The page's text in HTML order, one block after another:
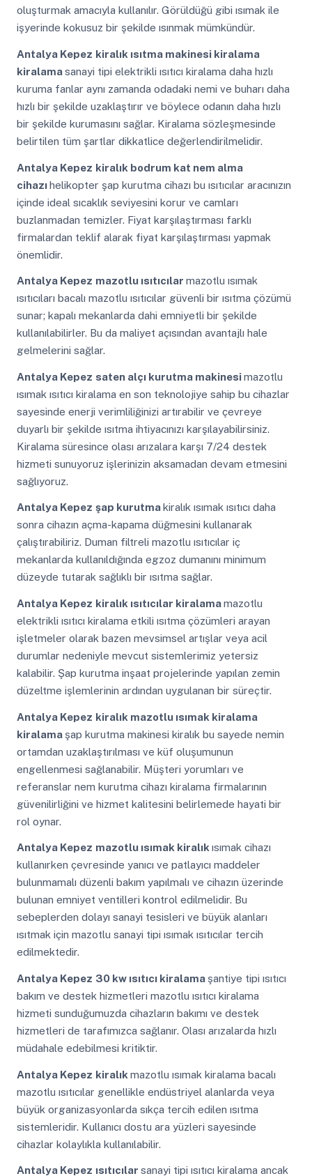
oluşturmak amacıyla kullanılır. Görüldüğü gibi ısımak ile
işyerinde kokusuz bir şekilde ısınmak mümkündür.
Antalya Kepez kiralık ısıtma makinesi kiralama
kiralamasanayi tipi elektrikli ısıtıcı kiralama daha hızlı
kuruma fanlar aynı zamanda odadaki nemi ve buharı daha
hızlı bir şekilde uzaklaştırır ve böylece odanın daha hızlı
bir şekilde kurumasını sağlar. Kiralama sözleşmesinde
belirtilen tüm şartlar dikkatlice değerlendirilmelidir.
Antalya Kepez kiralık bodrum kat nem alma
cihazıhelikopter şap kurutma cihazı bu ısıtıcılar aracınızın
içinde ideal sıcaklık seviyesini korur ve camları
buzlanmadan temizler. Fiyat karşılaştırması farklı
firmalardan teklif alarak fiyat karşılaştırması yapmak
önemlidir.
Antalya Kepez mazotlu ısıtıcılar mazotlu ısımak
ısıtıcıları bacalı mazotlu ısıtıcılar güvenli bir ısıtma çözümü
sunar; kapalı mekanlarda dahi emniyetli bir şekilde
kullanılabilirler. Bu da maliyet açısından avantajlı hale
gelmelerini sağlar.
Antalya Kepez saten alçı kurutma makinesimazotlu
ısımak ısıtıcı kiralama en son teknolojiye sahip bu cihazlar
sayesinde enerji verimliliğinizi artırabilir ve çevreye
duyarlı bir şekilde ısıtma ihtiyacınızı karşılayabilirsiniz.
Kiralama süresince olası arızalara karşı 7/24 destek
hizmeti sunuyoruz işlerinizin aksamadan devam etmesini
sağlıyoruz.
Antalya Kepez şap kurutma kiralık ısımak ısıtıcı daha
sonra cihazın açma-kapama düğmesini kullanarak
çalıştırabiliriz. Duman filtreli mazotlu ısıtıcılar iç
mekanlarda kullanıldığında egzoz dumanını minimum
düzeyde tutarak sağlıklı bir ısıtma sağlar.
Antalya Kepez kiralık ısıtıcılar kiralamamazotlu
elektrikli ısıtıcı kiralama etkili ısıtma çözümleri arayan
işletmeler olarak bazen mevsimsel artışlar veya acil
durumlar nedeniyle mevcut sistemlerimiz yetersiz
kalabilir. Şap kurutma inşaat projelerinde yapılan zemin
düzeltme işlemlerinin ardından uygulanan bir süreçtir.
Antalya Kepez kiralık mazotlu ısımak kiralama
kiralama şap kurutma makinesi kiralık bu sayede nemin
ortamdan uzaklaştırılması ve küf oluşumunun
engellenmesi sağlanabilir. Müşteri yorumları ve
referanslar nem kurutma cihazı kiralama firmalarının
güvenilirliğini ve hizmet kalitesini belirlemede hayati bir
rol oynar.
Antalya Kepez mazotlu ısımak kiralık ısımak cihazı
kullanırken çevresinde yanıcı ve patlayıcı maddeler
bulunmamalı düzenli bakım yapılmalı ve cihazın üzerinde
bulunan emniyet ventilleri kontrol edilmelidir. Bu
sebeplerden dolayı sanayi tesisleri ve büyük alanları
ısıtmak için mazotlu sanayi tipi ısımak ısıtıcılar tercih
edilmektedir.
Antalya Kepez 30 kw ısıtıcı kiralama şantiye tipi ısıtıcı
bakım ve destek hizmetleri mazotlu ısıtıcı kiralama
hizmeti sunduğumuzda cihazların bakımı ve destek
hizmetleri de tarafımızca sağlanır. Olası arızalarda hızlı
müdahale edebilmesi kritiktir.
Antalya Kepez kiralık mazotlu ısımak kiralama bacalı
mazotlu ısıtıcılar genellikle endüstriyel alanlarda veya
büyük organizasyonlarda sıkça tercih edilen ısıtma
sistemleridir. Kullanıcı dostu ara yüzleri sayesinde
cihazlar kolaylıkla kullanılabilir.
Antalya Kepez ısıtıcılar sanayi tipi ısıtıcı kiralama ancak